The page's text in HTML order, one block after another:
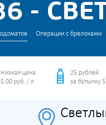
-
Операции с брелоками
Низкая цена
5.00 руб. / л
25 рублей
за бутылку